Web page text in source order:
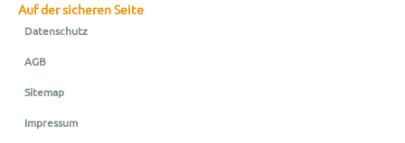
Auf der sicheren Seite
Datenschutz
AGB
Sitemap
Impressum